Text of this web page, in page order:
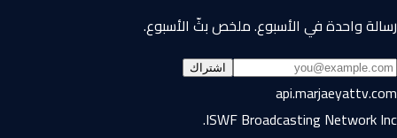
رسالة واحدة في الأسبوع. ملخص بثّ الأسبوع.
اشتراك
api.marjaeyattv.com
ISWF Broadcasting Network Inc.